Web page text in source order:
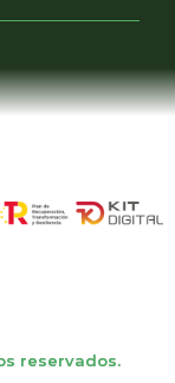
reservados.